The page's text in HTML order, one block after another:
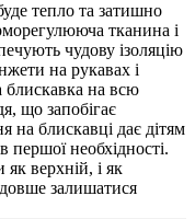
тепло та затишно
тканина і
чудову ізоляцію
на рукавах і
блискавка на всю
що запобігає
блискавці дає дітям
першої необхідності.
верхній, і як
залишатися